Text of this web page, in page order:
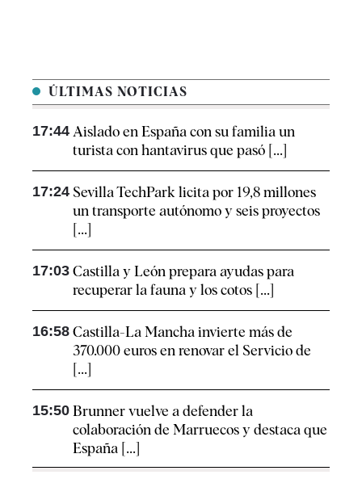
ÚLTIMAS NOTICIAS
17:44 Aislado en España con su familia un
turista con hantavirus que pasó [...]
17:24 Sevilla TechPark licita por 19,8 millones
un transporte autónomo y seis proyectos
[...]
17:03 Castilla y León prepara ayudas para
recuperar la fauna y los cotos [...]
16:58 Castilla-La Mancha invierte más de
370.000 euros en renovar el Servicio de
[...]
15:50 Brunner vuelve a defender la
colaboración de Marruecos y destaca que
España [...]